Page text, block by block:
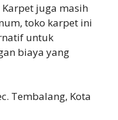
juga masih
toko karpet ini
untuk
biaya yang
Tembalang, Kota